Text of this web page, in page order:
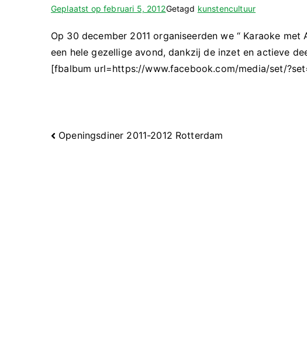
Geplaatst opfebruari 5, 2012Getagd kunstencultuur
Op 30 december 2011 organiseerden we “ Karaoke
een hele gezellige avond, dankzij de inzet en actieve
[fbalbum url=https://www.facebook.com/media/set/
Berichtnavigatie
Openingsdiner 2011-2012 Rotterdam